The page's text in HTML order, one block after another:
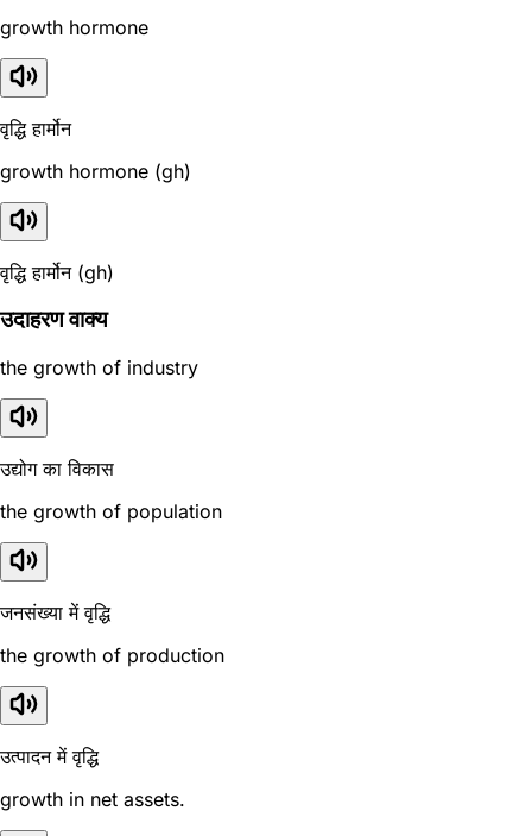
growth hormone
वृद्धि हार्मोन
growth hormone (gh)
वृद्धि हार्मोन (gh)
उदाहरण वाक्य
the growth of industry
उद्योग का विकास
the growth of population
जनसंख्या में वृद्धि
the growth of production
उत्पादन में वृद्धि
growth in net assets.